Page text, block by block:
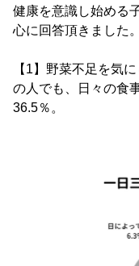
健康を意識し始める
心に回答頂きました。
【1】野菜不足を気
の人でも、日々の食
36.5％。